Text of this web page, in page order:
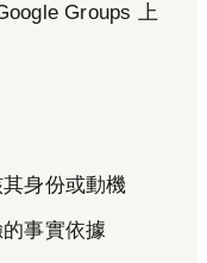
Groups 上
身份或動機
事實依據